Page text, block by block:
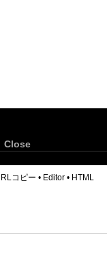
Close
コピー • Editor • HTML